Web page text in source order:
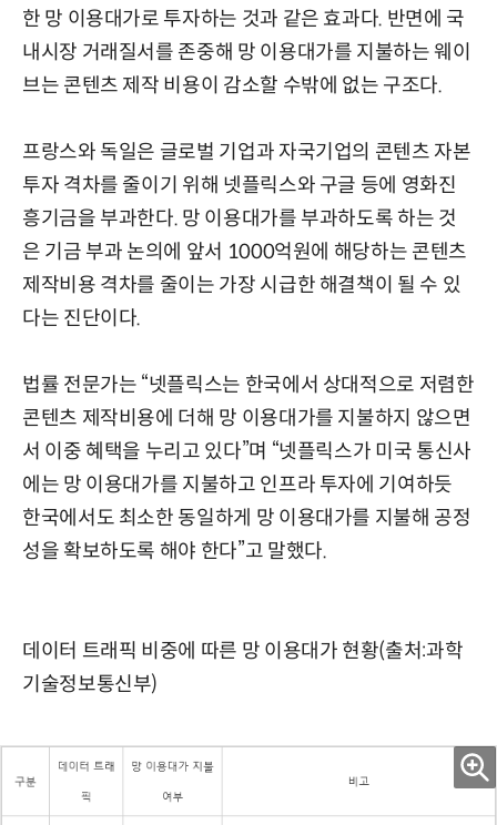
한 망 이용대가로 투자하는 것과 같은 효과다. 반면에 국
내시장 거래질서를 존중해 망 이용대가를 지불하는 웨이
브는 콘텐츠 제작 비용이 감소할 수밖에 없는 구조다.
프랑스와 독일은 글로벌 기업과 자국기업의 콘텐츠 자본
투자 격차를 줄이기 위해 넷플릭스와 구글 등에 영화진
흥기금을 부과한다. 망 이용대가를 부과하도록 하는 것
은 기금 부과 논의에 앞서 1000억원에 해당하는 콘텐츠
제작비용 격차를 줄이는 가장 시급한 해결책이 될 수 있
다는 진단이다.
법률 전문가는 “넷플릭스는 한국에서 상대적으로 저렴한
콘텐츠 제작비용에 더해 망 이용대가를 지불하지 않으면
서 이중 혜택을 누리고 있다”며 “넷플릭스가 미국 통신사
에는 망 이용대가를 지불하고 인프라 투자에 기여하듯
한국에서도 최소한 동일하게 망 이용대가를 지불해 공정
성을 확보하도록 해야 한다”고 말했다.
데이터 트래픽 비중에 따른 망 이용대가 현황(출처:과학
기술정보통신부)